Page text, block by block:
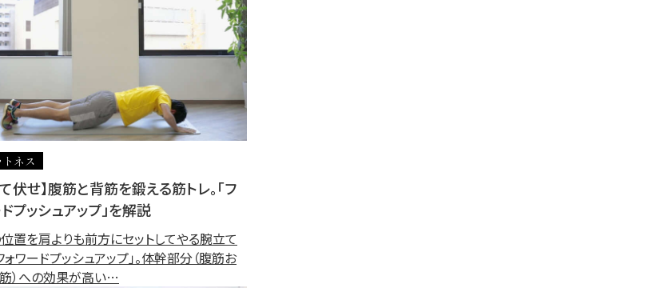
トネス
伏せ】腹筋と背筋を鍛える筋トレ。「フ
プッシュアップ」を解説
置を肩よりも前方にセットしてやる腕立て
ォワードプッシュアップ」。体幹部分（腹筋お
）への効果が高い…